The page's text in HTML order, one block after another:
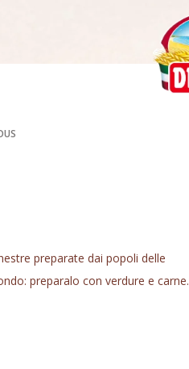
preparate dai popoli delle
preparalo con verdure e carne.